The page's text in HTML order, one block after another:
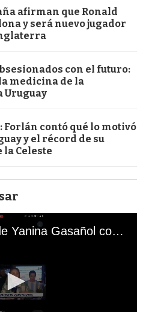
afirman que Ronald
y será nuevo jugador
con el futuro:
medicina de la
Uruguay
Forlán contó qué lo motivó
y el récord de su
la Celeste
El mal momento de Yanina Gasañol con un hincha argentino en "Subrayado"